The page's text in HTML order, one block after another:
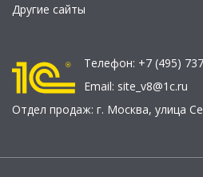
Другие сайты
Телефон: +7 (495)
Email: site_v8@1c.ru
Отдел продаж: г. Москва, улица